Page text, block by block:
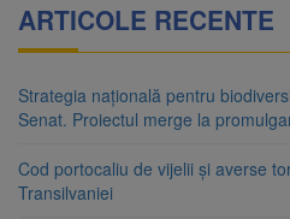
ARTICOLE RECENTE
Strategia națională pentru
Senat. Proiectul merge la
Cod portocaliu de vijelii și averse
Transilvaniei